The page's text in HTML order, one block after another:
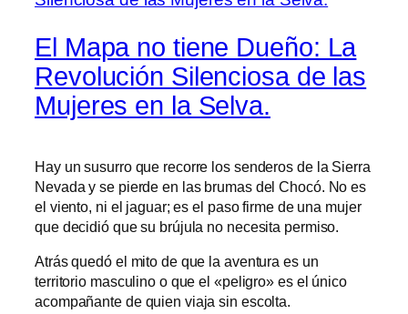
El Mapa no tiene Dueño: La
Revolución Silenciosa de las
Mujeres en la Selva.
Hay un susurro que recorre los senderos de la Sierra
Nevada y se pierde en las brumas del Chocó. No es
el viento, ni el jaguar; es el paso firme de una mujer
que decidió que su brújula no necesita permiso.
Atrás quedó el mito de que la aventura es un
territorio masculino o que el «peligro» es el único
acompañante de quien viaja sin escolta.